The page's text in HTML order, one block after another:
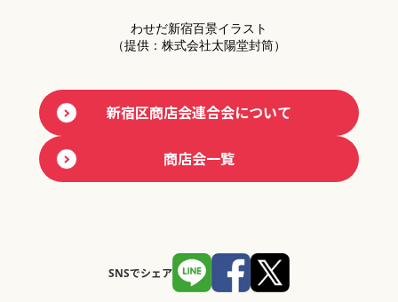
わせだ新宿百景イラスト
（提供：株式会社太陽堂封筒）
新宿区商店会連合会について
商店会一覧
SNSでシェア